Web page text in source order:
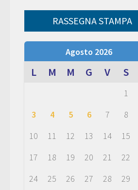
RASSEGNA STAMPA
Agosto 2026
L M M G V S
1
3
4 5 6 7 8
10
11 12 13 14 15
17
18 19 20 21 22
24
25 26 27 28 29